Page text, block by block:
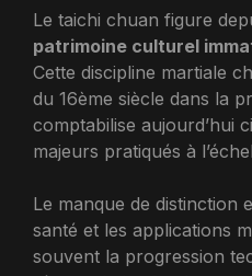
Le taichi chuan figure
patrimoine culturel
Cette discipline martiale
du 16ème siècle dans la
comptabilise aujourd’hui
majeurs pratiqués à
Le manque de distinction
santé et les applications
souvent la progression